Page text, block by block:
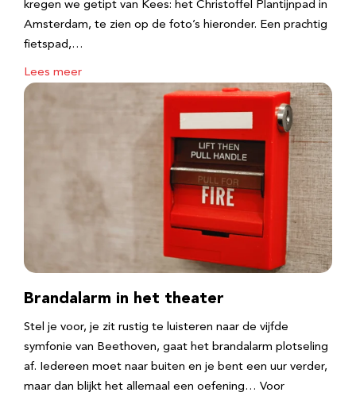
kregen we getipt van Kees: het Christoffel Plantijnpad in
Amsterdam, te zien op de foto’s hieronder. Een prachtig
fietspad,…
Lees meer
Brandalarm in het theater
Stel je voor, je zit rustig te luisteren naar de vijfde
symfonie van Beethoven, gaat het brandalarm plotseling
af. Iedereen moet naar buiten en je bent een uur verder,
maar dan blijkt het allemaal een oefening… Voor